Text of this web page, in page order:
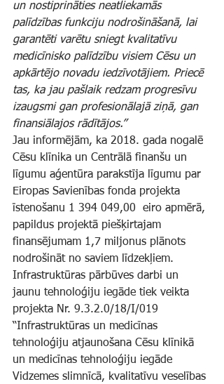
un nostiprināties neatliekamās
palīdzības funkciju nodrošināšanā, lai
garantēti varētu sniegt kvalitatīvu
medicīnisko palīdzību visiem Cēsu un
apkārtējo novadu iedzīvotājiem. Priecē
tas, ka jau pašlaik redzam progresīvu
izaugsmi gan profesionālajā ziņā, gan
finansiālajos rādītājos.”
Jau informējām, ka 2018. gada nogalē
Cēsu klīnika un Centrālā finanšu un
līgumu aģentūra parakstīja līgumu par
Eiropas Savienības fonda projekta
īstenošanu 1 394 049,00  eiro apmērā,
papildus projektā piešķirtajam
finansējumam 1,7 miljonus plānots
nodrošināt no saviem līdzekļiem.
Infrastruktūras pārbūves darbi un
jaunu tehnoloģiju iegāde tiek veikta
projekta Nr. 9.3.2.0/18/I/019
“Infrastruktūras un medicīnas
tehnoloģiju atjaunošana Cēsu klīnikā
un medicīnas tehnoloģiju iegāde
Vidzemes slimnīcā, kvalitatīvu veselības